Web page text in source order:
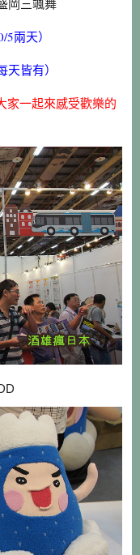
岡三颯舞
兩天）
天皆有）
家一起來感受歡樂的